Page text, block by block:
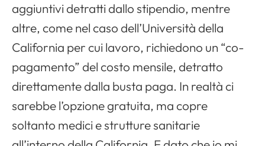
aggiuntivi detratti dallo stipendio, mentre
altre, come nel caso dell’Università della
California per cui lavoro, richiedono un “co-
pagamento” del costo mensile, detratto
direttamente dalla busta paga. In realtà ci
sarebbe l’opzione gratuita, ma copre
soltanto medici e strutture sanitarie